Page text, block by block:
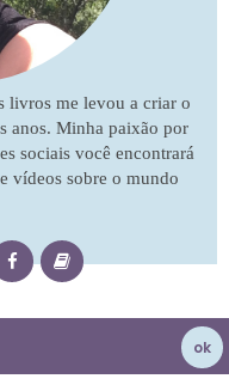
livros me levou a criar o
anos. Minha paixão por
sociais você encontrará
vídeos sobre o mundo